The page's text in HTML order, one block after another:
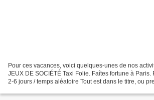
Pour ces vacances, voici quelques-unes de nos
JEUX DE SOCIÉTÉ Taxi Folie. Faîtes fortune à Paris.
2-6 jours / temps aléatoire Tout est dans le titre, ou